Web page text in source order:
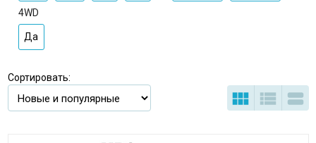
4WD
Да
Сортировать:
  